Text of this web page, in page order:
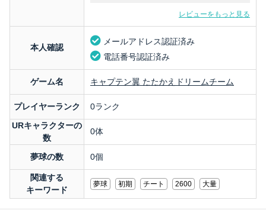
レビューをもっと見る
本人確認
メールアドレス認証済み
電話番号認証済み
ゲーム名 キャプテン翼 たたかえドリームチーム
プレイヤーランク
0ランク
URキャラクターの
数
0体
夢球の数 0個
関連する
キーワード
夢球 初期 チート 2600 大量